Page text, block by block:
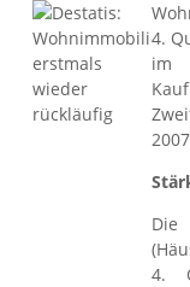
4.
im
4.